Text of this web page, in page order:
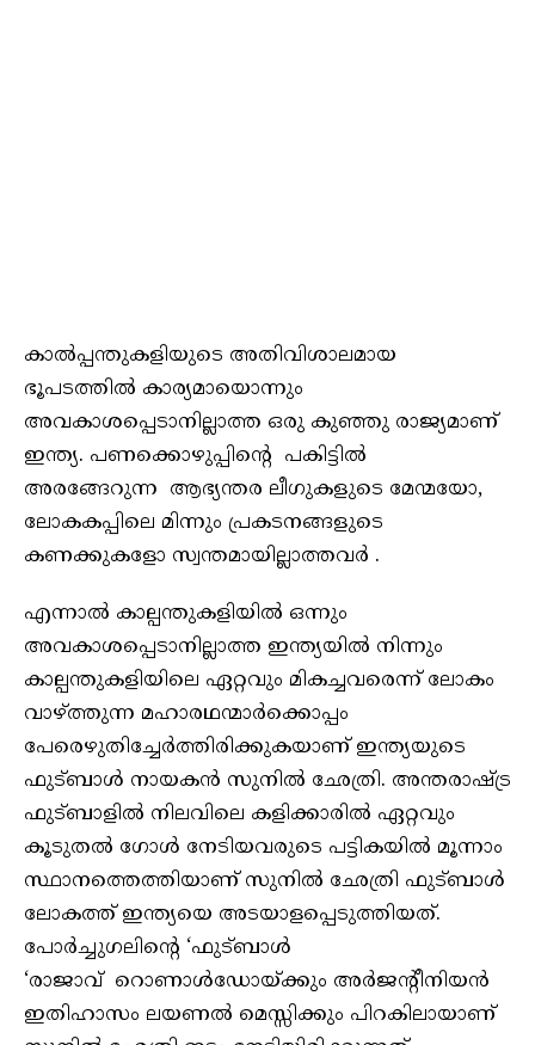
കാൽപ്പന്തുകളിയുടെ അതിവിശാലമായ
ഭൂപടത്തിൽ കാര്യമായൊന്നും
അവകാശപ്പെടാനില്ലാത്ത ഒരു കുഞ്ഞു രാജ്യമാണ്
ഇന്ത്യ. പണക്കൊഴുപ്പിന്റെ പകിട്ടിൽ
അരങ്ങേറുന്ന ആഭ്യന്തര ലീഗുകളുടെ മേന്മയോ,
ലോകകപ്പിലെ മിന്നും പ്രകടനങ്ങളുടെ
കണക്കുകളോ സ്വന്തമായില്ലാത്തവർ .
എന്നാൽ കാല്പന്തുകളിയിൽ ഒന്നും
അവകാശപ്പെടാനില്ലാത്ത ഇന്ത്യയിൽ നിന്നും
കാല്പന്തുകളിയിലെ ഏറ്റവും മികച്ചവരെന്ന് ലോകം
വാഴ്ത്തുന്ന മഹാരഥന്മാർക്കൊപ്പം
പേരെഴുതിച്ചേർത്തിരിക്കുകയാണ് ഇന്ത്യയുടെ
ഫുട്ബാൾ നായകൻ സുനിൽ ഛേത്രി. അന്തരാഷ്ട്ര
ഫുട്ബാളിൽ നിലവിലെ കളിക്കാരിൽ ഏറ്റവും
കൂടുതൽ ഗോൾ നേടിയവരുടെ പട്ടികയിൽ മൂന്നാം
സ്ഥാനത്തെത്തിയാണ് സുനിൽ ഛേത്രി ഫുട്ബാൾ
ലോകത്ത് ഇന്ത്യയെ അടയാളപ്പെടുത്തിയത്.
പോർച്ചുഗലിന്റെ ‘ഫുട്ബാൾ
‘രാജാവ് റൊണാൾഡോയ്ക്കും അർജന്റീനിയൻ
ഇതിഹാസം ലയണൽ മെസ്സിക്കും പിറകിലായാണ്